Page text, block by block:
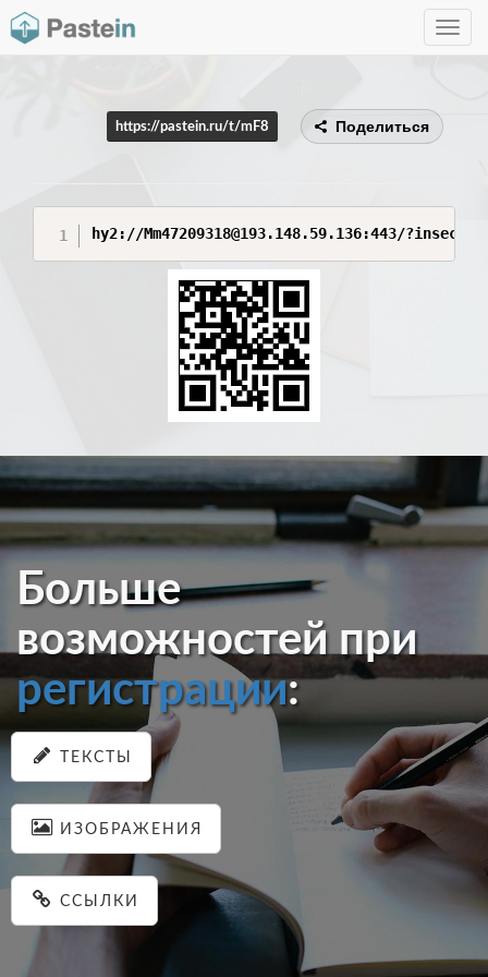
Toggle
https://pastein.ru/t/mF8 Поделиться
hy2://Mm47209318@193.148.59.136:443/
Больше
возможностей при
регистрации:
ТЕКСТЫ
ИЗОБРАЖЕНИЯ
ССЫЛКИ